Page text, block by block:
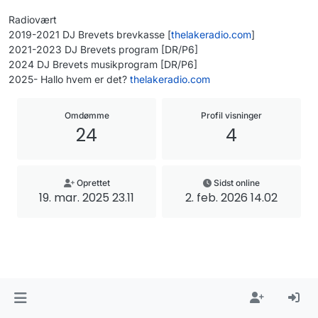
Radiovært
2019-2021 DJ Brevets brevkasse [thelakeradio.com]
2021-2023 DJ Brevets program [DR/P6]
2024 DJ Brevets musikprogram [DR/P6]
2025- Hallo hvem er det? thelakeradio.com
Omdømme
24
Profil visninger
4
Oprettet
19. mar. 2025 23.11
Sidst online
2. feb. 2026 14.02